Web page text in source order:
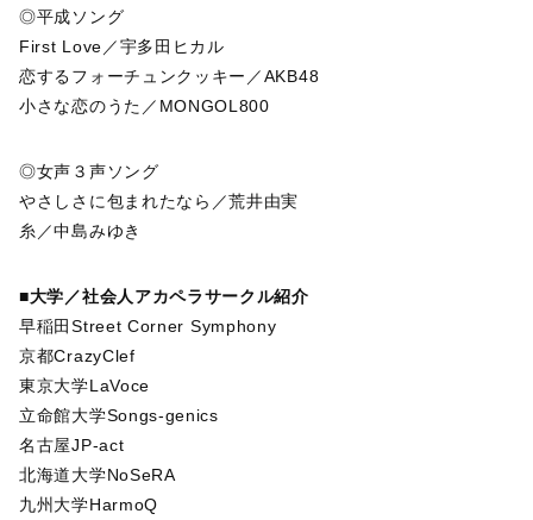
◎平成ソング
First Love／宇多田ヒカル
恋するフォーチュンクッキー／AKB48
小さな恋のうた／MONGOL800
◎女声３声ソング
やさしさに包まれたなら／荒井由実
糸／中島みゆき
■大学／社会人アカペラサークル紹介
早稲田Street Corner Symphony
京都CrazyClef
東京大学LaVoce
立命館大学Songs-genics
名古屋JP-act
北海道大学NoSeRA
九州大学HarmoQ